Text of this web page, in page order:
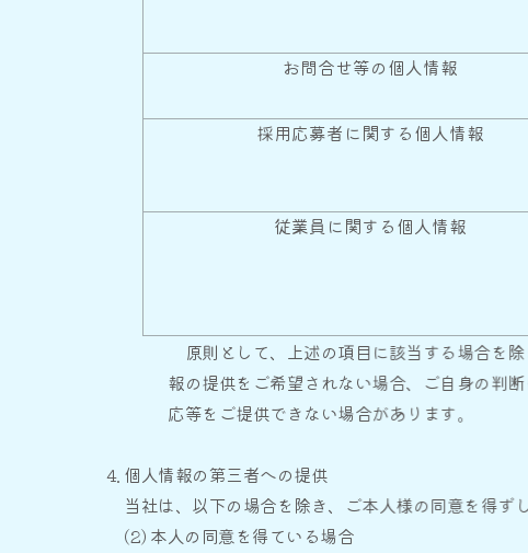
お問合せ等の個人情報
採用応募者に関する個人情報
従業員に関する個人情報
原則として、上述の項目に該当する場合を除
報の提供をご希望されない場合、ご自身の判
応等をご提供できない場合があります。
個人情報の第三者への提供
当社は、以下の場合を除き、ご本人様の同意を得ず
(2) 本人の同意を得ている場合